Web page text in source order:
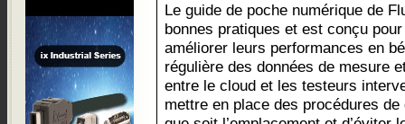
Le guide de poche numérique de
bonnes pratiques et est conçu
améliorer leurs performances en
régulière des données de mesure
entre le cloud et les testeurs
mettre en place des procédures